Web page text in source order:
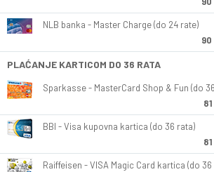
NLB banka - Master Charge (do 24 rate)
90
PLAĆANJE KARTICOM DO 36 RATA
Sparkasse - MasterCard Shop & Fun (do
81
BBI - Visa kupovna kartica (do 36 rata)
81
Raiffeisen - VISA Magic Card kartica (do 36